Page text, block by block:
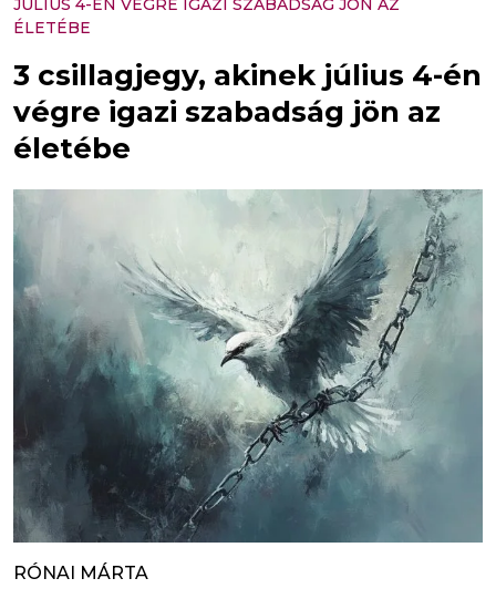
JÚLIUS 4-ÉN VÉGRE IGAZI SZABADSÁG JÖN AZ
ÉLETÉBE
3 csillagjegy, akinek július 4-én
végre igazi szabadság jön az
életébe
RÓNAI MÁRTA